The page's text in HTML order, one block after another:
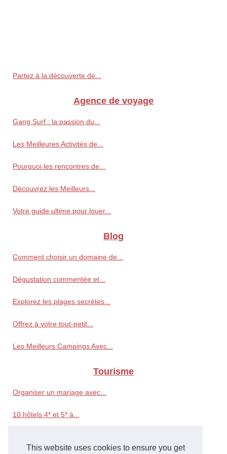
This website uses cookies to ensure you get
Partez à la découverte de...
Agence de voyage
Gang Surf : la passion du...
Les Meilleures Activités de...
Pourquoi les rencontres de...
Découvrez les Meilleurs...
Votre guide ultime pour louer...
Blog
Comment choisir un domaine de...
Dégustation commentée et...
Explorez les plages secrètes...
Offrez à votre tout-petit...
Les Meilleurs Campings Avec...
Tourisme
Organiser un mariage avec...
10 hôtels 4* et 5* à...